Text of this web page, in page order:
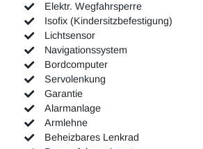
Elektr. Wegfahrsperre
Isofix (Kindersitzbefestigung)
Lichtsensor
Navigationssystem
Bordcomputer
Servolenkung
Garantie
Alarmanlage
Armlehne
Beheizbares Lenkrad